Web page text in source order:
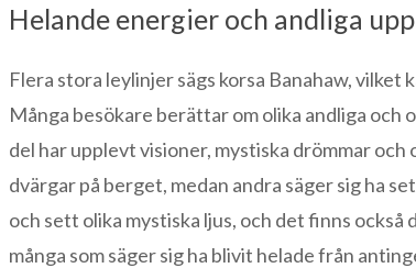
Helande energier och andliga
Flera stora leylinjer sägs korsa Banahaw,
Många besökare berättar om olika andliga och
del har upplevt visioner, mystiska drömmar
dvärgar på berget, medan andra säger sig ha
och sett olika mystiska ljus, och det finns
många som säger sig ha blivit helade från